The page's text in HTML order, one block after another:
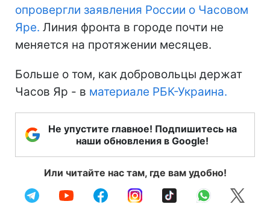
опровергли заявления России о Часовом
Яре. Линия фронта в городе почти не
меняется на протяжении месяцев.
Больше о том, как добровольцы держат
Часов Яр - в материале РБК-Украина.
Не упустите главное! Подпишитесь на
наши обновления в Google!
Или читайте нас там, где вам удобно!